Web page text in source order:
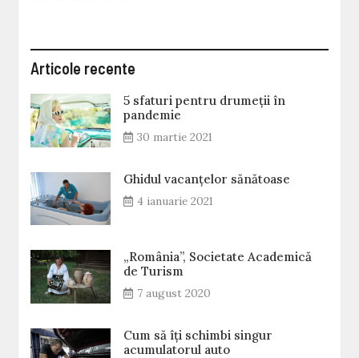
Articole recente
5 sfaturi pentru drumeții în
pandemie
30 martie 2021
Ghidul vacanțelor sănătoase
4 ianuarie 2021
„România”, Societate Academică
de Turism
7 august 2020
Cum să îți schimbi singur
acumulatorul auto